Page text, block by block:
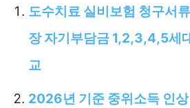
도수치료 실비보험 청구서
장 자기부담금 1,2,3,4,5세
교
2026년 기준 중위소득 인